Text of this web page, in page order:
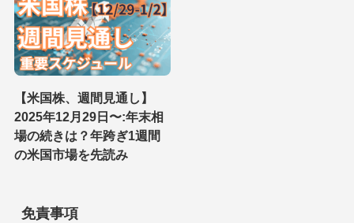
【米国株、週間見通し】
2025年12月29日〜:年末相
場の続きは？年跨ぎ1週間
の米国市場を先読み
免責事項